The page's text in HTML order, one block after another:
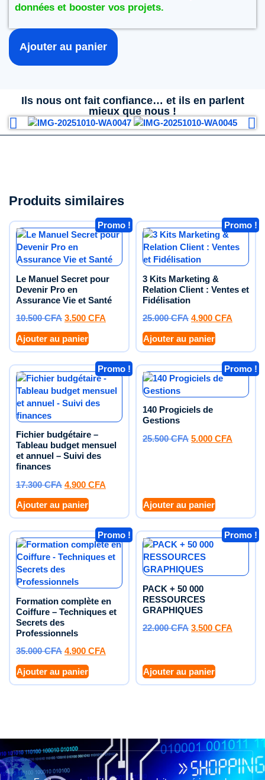
données et booster vos projets.
Ajouter au panier
Ils nous ont fait confiance… et ils en parlent
mieux que nous !
Produits similaires
Promo !
Le Manuel Secret pour
Devenir Pro en
Assurance Vie et Santé
10.500CFA 3.500 CFA
Ajouter au panier
Promo !
3 Kits Marketing &
Relation Client : Ventes et
Fidélisation
25.000CFA 4.900 CFA
Ajouter au panier
Promo !
Fichier budgétaire –
Tableau budget mensuel
et annuel – Suivi des
finances
17.300CFA 4.900 CFA
Ajouter au panier
Promo !
140 Progiciels de
Gestions
25.500CFA 5.000 CFA
Ajouter au panier
Promo !
Formation complète en
Coiffure – Techniques et
Secrets des
Professionnels
35.000CFA 4.900 CFA
Ajouter au panier
Promo !
PACK + 50 000
RESSOURCES
GRAPHIQUES
22.000CFA 3.500 CFA
Ajouter au panier